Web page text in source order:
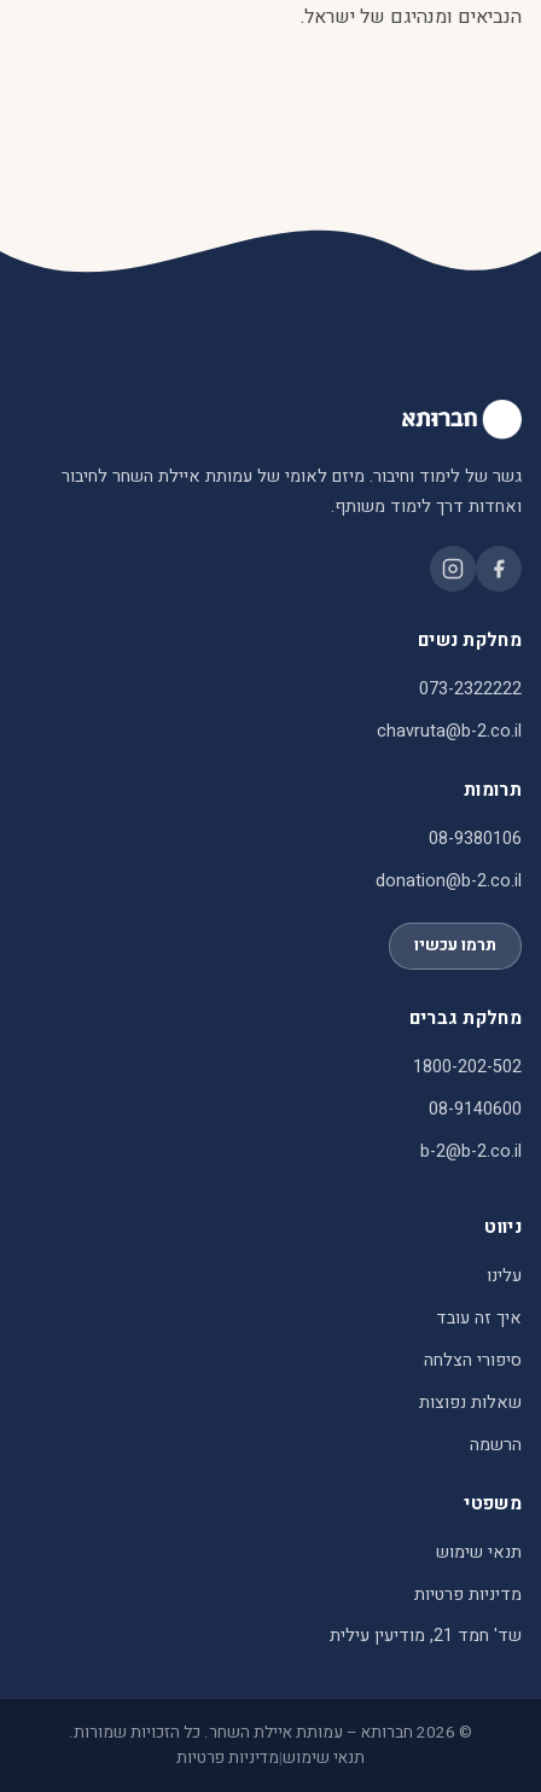
הנביאים ומנהיגם של ישראל.
גשר של לימוד וחיבור. מיזם לאומי של עמותת איילת השחר לחיבור
ואחדות דרך לימוד משותף.
מחלקת נשים
073-2322222
chavruta@b-2.co.il
תרומות
08-9380106
donation@b-2.co.il
תרמו עכשיו
מחלקת גברים
1800-202-502
08-9140600
b-2@b-2.co.il
ניווט
עלינו
איך זה עובד
סיפורי הצלחה
שאלות נפוצות
הרשמה
משפטי
תנאי שימוש
מדיניות פרטיות
שד' חמד 21, מודיעין עילית
© 2026 חברותא – עמותת איילת השחר. כל הזכויות שמורות.
תנאי שימוש|מדיניות פרטיות